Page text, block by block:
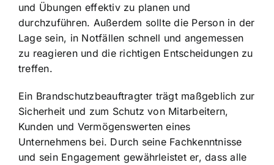
und Übungen effektiv zu planen und
durchzuführen. Außerdem sollte die Person in der
Lage sein, in Notfällen schnell und angemessen
zu reagieren und die richtigen Entscheidungen zu
treffen.
Ein Brandschutzbeauftragter trägt maßgeblich zur
Sicherheit und zum Schutz von Mitarbeitern,
Kunden und Vermögenswerten eines
Unternehmens bei. Durch seine Fachkenntnisse
und sein Engagement gewährleistet er, dass alle